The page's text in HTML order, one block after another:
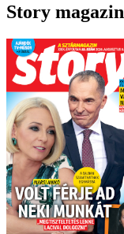
Story magazin